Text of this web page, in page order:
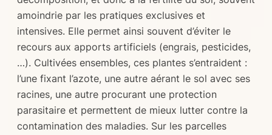
amoindrie par les pratiques exclusives et
intensives. Elle permet ainsi souvent d’éviter le
recours aux apports artificiels (engrais, pesticides,
…). Cultivées ensembles, ces plantes s’entraident :
l’une fixant l’azote, une autre aérant le sol avec ses
racines, une autre procurant une protection
parasitaire et permettent de mieux lutter contre la
contamination des maladies. Sur les parcelles